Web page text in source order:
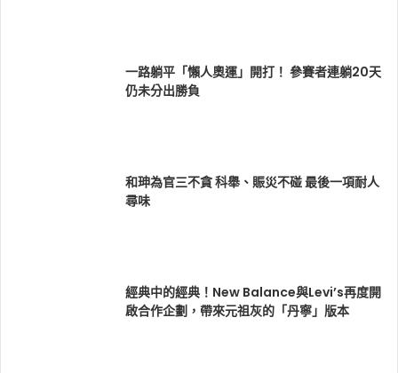
一路躺平「懶人奧運」開打！ 參賽者連躺20天
仍未分出勝負
和珅為官三不貪 科舉、賑災不碰 最後一項耐人
尋味
經典中的經典！New Balance與Levi’s再度開
啟合作企劃，帶來元祖灰的「丹寧」版本